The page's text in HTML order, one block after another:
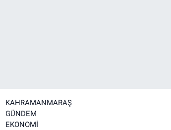
KAHRAMANMARAŞ
GÜNDEM
EKONOMİ